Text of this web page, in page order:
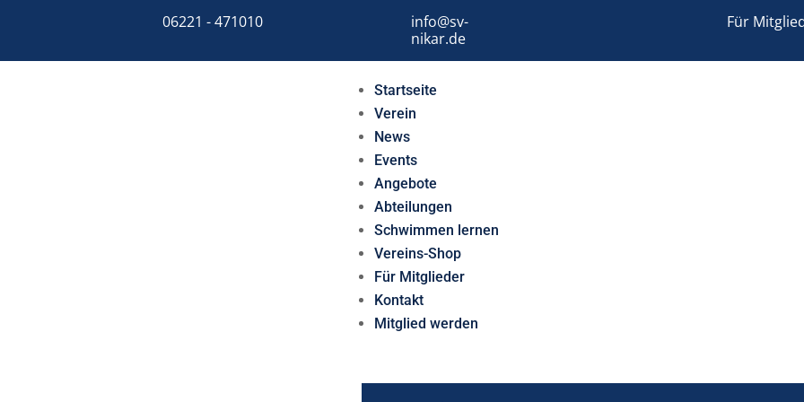
06221 - 471010
info@sv-
nikar.de
Für
Startseite
Verein
News
Events
Angebote
Abteilungen
Schwimmen lernen
Vereins-Shop
Für Mitglieder
Kontakt
Mitglied werden